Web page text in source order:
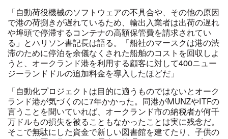
「自動荷役機械のソフトウェアの不具合や、その他の原因
で港の荷捌きが遅れているため、輸出入業者は出荷の遅れ
や埠頭で停滞するコンテナの高額保管費を請求されてい
る」とハリソン書記長は語る。「船社のマースクは港の渋
滞のために停泊を余儀なくされた船舶のコストを回収しよ
うと、オークランド港を利用する顧客に対して400ニュー
ジーランドドルの追加料金を導入したほどだ」
「自動化プロジェクトは目的に適うものではないとオーク
ランド港が気づくのに7年かかった。同港がMUNZやITFの
言うことを聞いていれば、オークランド市の納税者が何千
万ドルもの損失を被ることもなかったことは実に残念だ。
そこで無駄にした資金で新しい図書館を建てたり、子供の